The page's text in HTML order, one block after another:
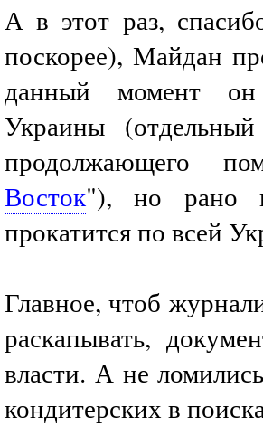
А в этот раз,
поскорее), Майдан
данный момент он
Украины
продолжающего
Восток"), но рано
прокатится по всей
Главное, чтоб
раскапывать,
власти. А не
кондитерских в